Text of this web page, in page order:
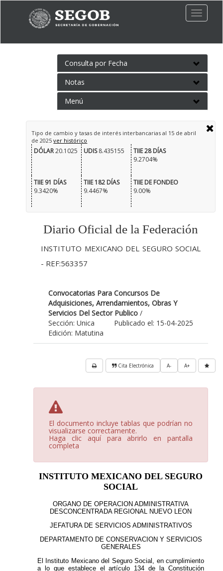
Toggle
Consulta por Fecha
Notas
Menú
Tipo de cambio y tasas de interés interbancarias al 15 de abril
de 2025ver histórico
DÓLAR20.1025 UDIS8.435155
TIIE 28 DÍAS
9.2704%
TIIE 91 DÍAS
9.3420%
TIIE 182 DÍAS
9.4467%
TIIE DE FONDEO
9.00%
Diario Oficial de la Federación
INSTITUTO MEXICANO DEL SEGURO SOCIAL
- REF:563357
Convocatorias Para Concursos De
Adquisiciones, Arrendamientos, Obras Y
Servicios Del Sector Publico /
Publicado el: 15-04-2025
Sección: Unica
Edición: Matutina
A+
A-
Cita Electrónica
El documento incluye tablas que podrían no
visualizarse correctamente.
Haga clic aquí para abrirlo en pantalla
completa